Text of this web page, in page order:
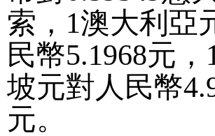
索， 1澳大利亞
民幣5.1968元，
坡元對人民幣4
元。